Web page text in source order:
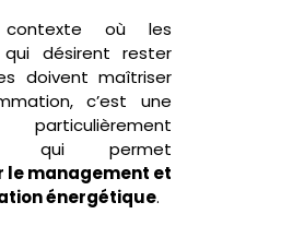
où les
qui désirent rester
doivent maîtriser
c’est une
particulièrement
qui permet
le management et
énergétique.